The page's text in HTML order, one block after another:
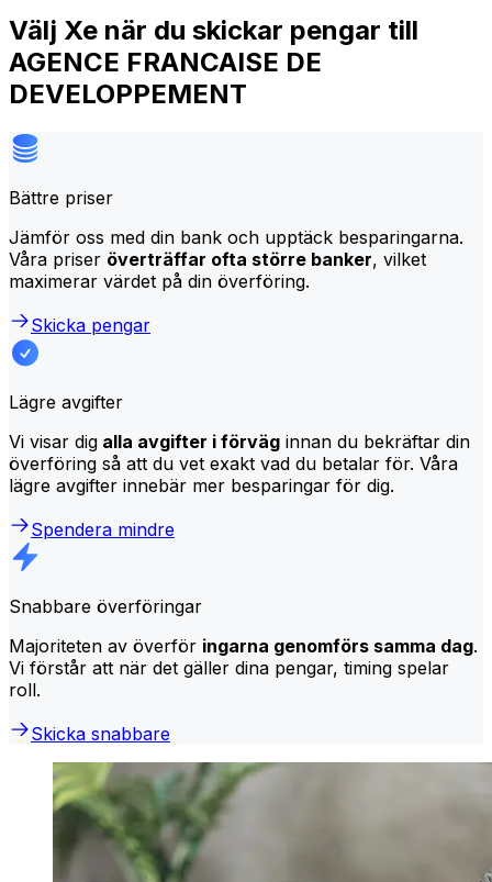
Välj Xe när du skickar pengar till
AGENCE FRANCAISE DE
DEVELOPPEMENT
Bättre priser
Jämför oss med din bank och upptäck besparingarna.
Våra priser överträffar ofta större banker, vilket
maximerar värdet på din överföring.
Skicka pengar
Lägre avgifter
Vi visar dig alla avgifter i förväg innan du bekräftar din
överföring så att du vet exakt vad du betalar för. Våra
lägre avgifter innebär mer besparingar för dig.
Spendera mindre
Snabbare överföringar
Majoriteten av överför ingarna genomförs samma dag.
Vi förstår att när det gäller dina pengar, timing spelar
roll.
Skicka snabbare